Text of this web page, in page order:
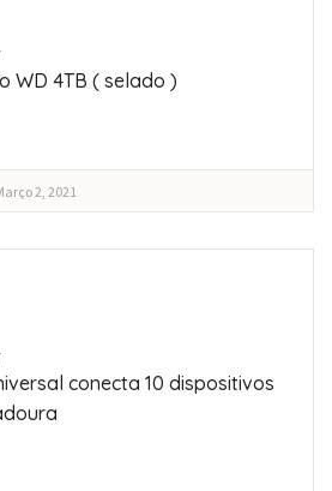
WD 4TB ( selado )
2, 2021
conecta 10 dispositivos